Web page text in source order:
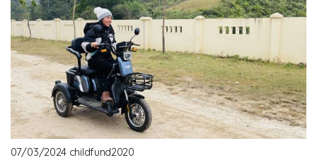
07/03/2024 childfund2020